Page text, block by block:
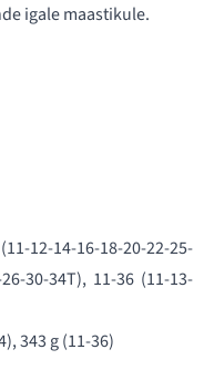
igale maastikule.
12-14-16-18-20-22-25-
30-34T), 11-36 (11-13-
343 g (11-36)